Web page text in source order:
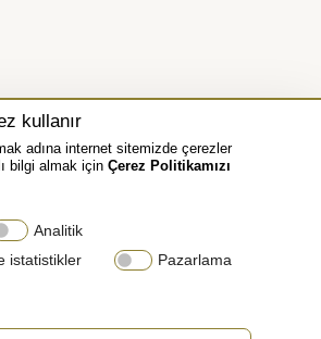
kullanır
adına internet sitemizde çerezler
bilgi almak için Çerez Politikamızı
Analitik
istatistikler
Pazarlama